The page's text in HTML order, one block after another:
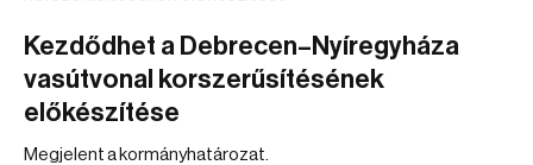
Kezdődhet a Debrecen–Nyíregyháza
vasútvonal korszerűsítésének
előkészítése
Megjelent a kormányhatározat.